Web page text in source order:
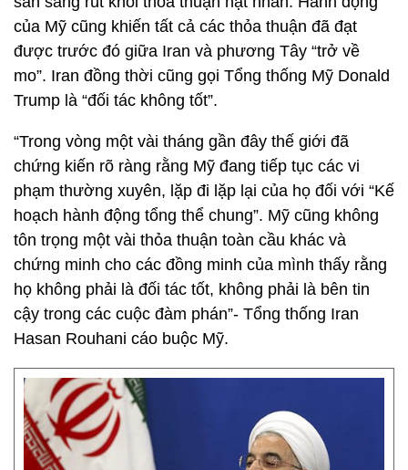
của Mỹ cũng khiến tất cả các thỏa thuận đã đạt
được trước đó giữa Iran và phương Tây “trở về
mo”. Iran đồng thời cũng gọi Tổng thống Mỹ Donald
Trump là “đối tác không tốt”.
“Trong vòng một vài tháng gần đây thế giới đã
chứng kiến rõ ràng rằng Mỹ đang tiếp tục các vi
phạm thường xuyên, lặp đi lặp lại của họ đối với “Kế
hoạch hành động tổng thể chung”. Mỹ cũng không
tôn trọng một vài thỏa thuận toàn cầu khác và
chứng minh cho các đồng minh của mình thấy rằng
họ không phải là đối tác tốt, không phải là bên tin
cậy trong các cuộc đàm phán”- Tổng thống Iran
Hasan Rouhani cáo buộc Mỹ.